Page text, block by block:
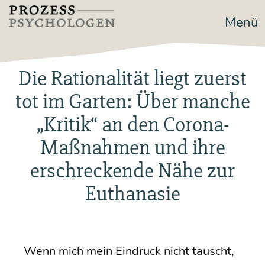
Zum
Inhalt
Prozesspsychologen Menü
Die Rationalität liegt zuerst
tot im Garten: Über manche
„Kritik“ an den Corona-
Maßnahmen und ihre
erschreckende Nähe zur
Euthanasie
Wenn mich mein Ein­druck nicht täuscht,